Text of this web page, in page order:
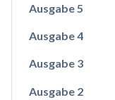
Ausgabe 5
Ausgabe 4
Ausgabe 3
Ausgabe 2